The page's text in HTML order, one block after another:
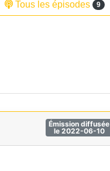
Fréquence 3 Urban
Tous les épisodes 9
Émission diffusée
le 2022-06-10